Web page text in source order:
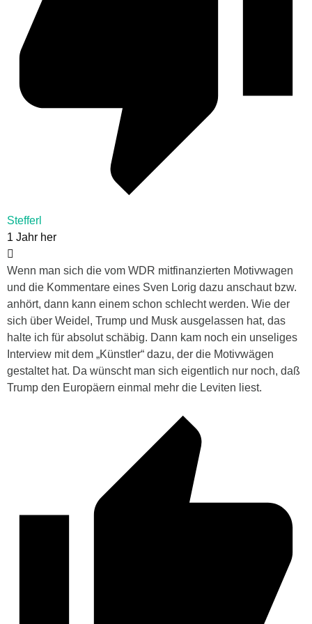
Stefferl
1 Jahr her
Wenn man sich die vom WDR mitfinanzierten Motivwagen
und die Kommentare eines Sven Lorig dazu anschaut bzw.
anhört, dann kann einem schon schlecht werden. Wie der
sich über Weidel, Trump und Musk ausgelassen hat, das
halte ich für absolut schäbig. Dann kam noch ein unseliges
Interview mit dem „Künstler“ dazu, der die Motivwägen
gestaltet hat. Da wünscht man sich eigentlich nur noch, daß
Trump den Europäern einmal mehr die Leviten liest.